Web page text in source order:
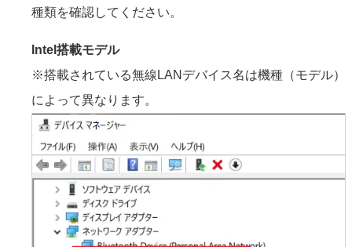
種類を確認してください。
Intel搭載モデル
※搭載されている無線LANデバイス名は機種（モデル）
によって異なります。